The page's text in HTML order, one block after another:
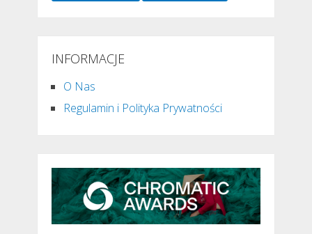
INFORMACJE
O Nas
Regulamin i Polityka Prywatności